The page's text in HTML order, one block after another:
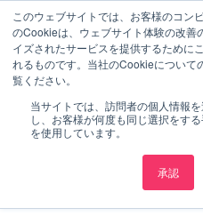
このウェブサイトでは、お客様のコン
のCookieは、ウェブサイト体験の改善
イズされたサービスを提供するために
れるものです。当社のCookieについて
覧ください。
当サイトでは、訪問者の個人情報
し、お客様が何度も同じ選択をす
を使用しています。
承認
POSTS